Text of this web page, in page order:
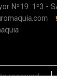
Nº19. 1º3 -
reserved